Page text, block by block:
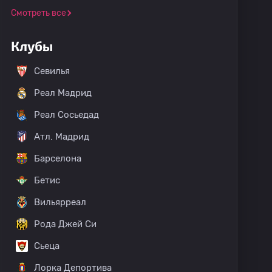
Смотреть все
Клубы
Севилья
Реал Мадрид
Реал Сосьедад
Атл. Мадрид
Барселона
Бетис
Вильярреал
Рода Джей Си
Сьеца
Лорка Депортива